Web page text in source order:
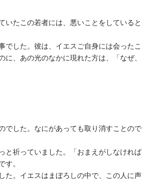
いたこの若者には、悪いことをしていると
でした。彼は、イエスご自身には会ったこ
、あの光のなかに現れた方は、「なぜ、
した。なにがあっても取り消すことので
と祈っていました。「おまえがしなければ
す。
た。イエスはまぼろしの中で、この人に声